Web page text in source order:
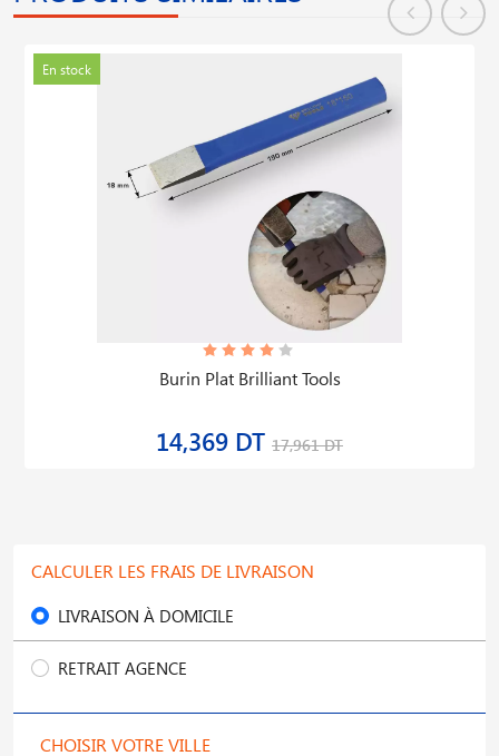
En stock
Burin Plat Brilliant Tools
14,369 DT 17,961 DT
CALCULER LES FRAIS DE LIVRAISON
LIVRAISON À DOMICILE
RETRAIT AGENCE
CHOISIR VOTRE VILLE